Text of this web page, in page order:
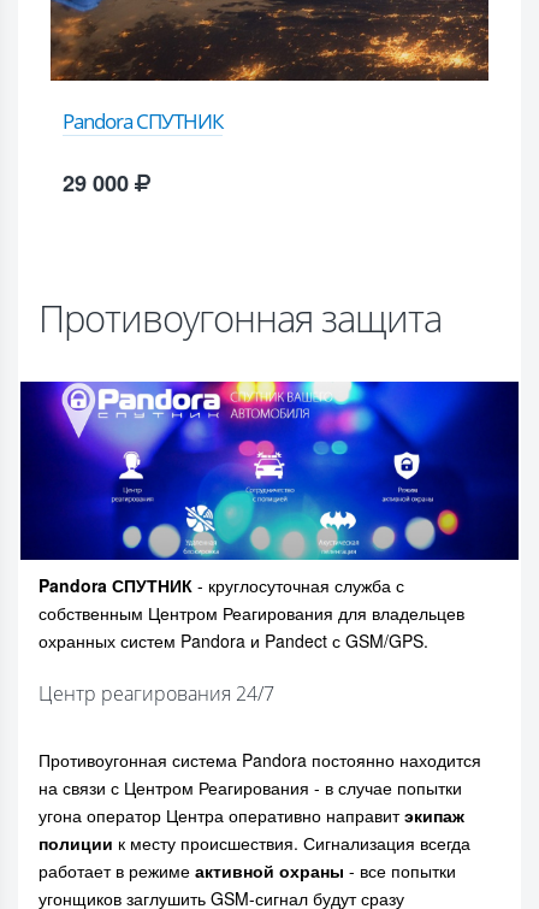
Pandora СПУТНИК
29 000
Противоугонная защита
Pandora СПУТНИК - круглосуточная служба с
собственным Центром Реагирования для владельцев
охранных систем Pandora и Pandect с GSM/GPS.
Центр реагирования 24/7
Противоугонная система Pandora постоянно находится
на связи с Центром Реагирования - в случае попытки
угона оператор Центра оперативно направитэкипаж
полиции к месту происшествия. Сигнализация всегда
работает в режиме активной охраны - все попытки
угонщиков заглушить GSM-сигнал будут сразу